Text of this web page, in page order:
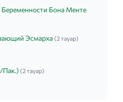
Бона Менте
Эсмарха (2 тауар)
Пак.) (2 тауар)